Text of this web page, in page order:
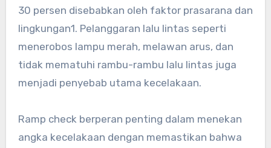
30 persen disebabkan oleh faktor prasarana dan
lingkungan1. Pelanggaran lalu lintas seperti
menerobos lampu merah, melawan arus, dan
tidak mematuhi rambu-rambu lalu lintas juga
menjadi penyebab utama kecelakaan.
Ramp check berperan penting dalam menekan
angka kecelakaan dengan memastikan bahwa